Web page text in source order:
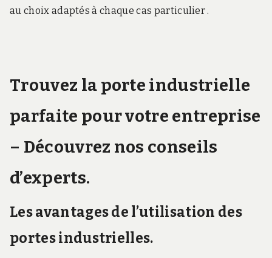
au choix adaptés à chaque cas particulier .
Trouvez la porte industrielle
parfaite pour votre entreprise
– Découvrez nos conseils
d’experts.
Les avantages de l’utilisation des
portes industrielles.